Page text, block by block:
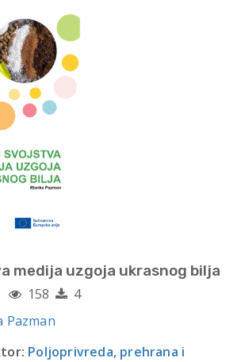
medija uzgoja ukrasnog bilja
158
4
Pazman
Poljoprivreda, prehrana i